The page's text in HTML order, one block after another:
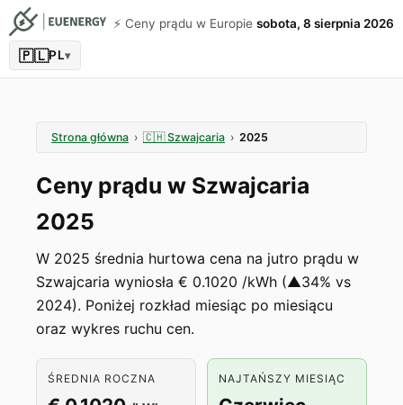
⚡️ Ceny prądu w Europie sobota, 8 sierpnia 2026
🇵🇱PL▾
Strona główna › 🇨🇭 Szwajcaria › 2025
Ceny prądu w Szwajcaria
2025
W 2025 średnia hurtowa cena na jutro prądu w
Szwajcaria wyniosła € 0.1020 /kWh (▲34% vs
2024). Poniżej rozkład miesiąc po miesiącu
oraz wykres ruchu cen.
ŚREDNIA ROCZNA NAJTAŃSZY MIESIĄC